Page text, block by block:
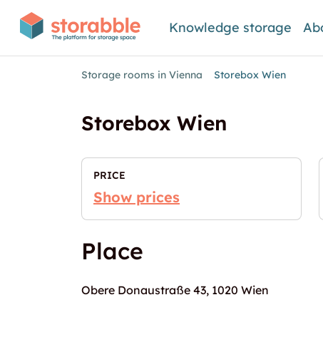
Knowledge storage
Storage rooms in Vienna Storebox Wien
Storebox Wien
PRICE
Show prices
Place
Obere Donaustraße 43, 1020 Wien